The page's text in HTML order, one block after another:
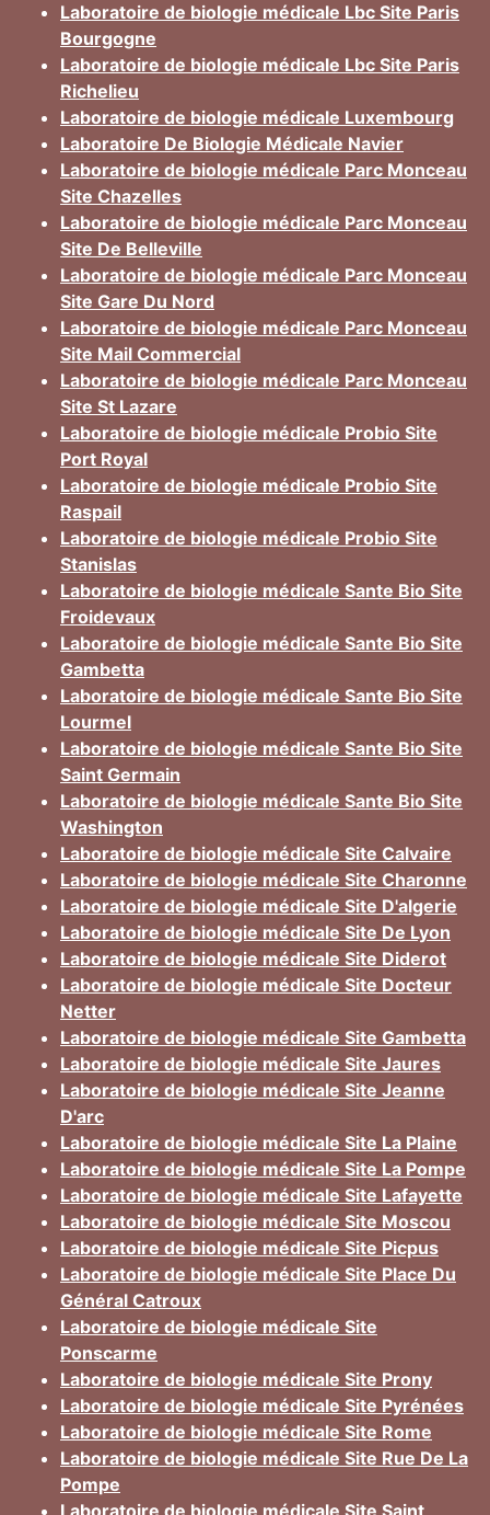
Laboratoire de biologie médicale Lbc Site Paris
Bourgogne
Laboratoire de biologie médicale Lbc Site Paris
Richelieu
Laboratoire de biologie médicale Luxembourg
Laboratoire De Biologie Médicale Navier
Laboratoire de biologie médicale Parc Monceau
Site Chazelles
Laboratoire de biologie médicale Parc Monceau
Site De Belleville
Laboratoire de biologie médicale Parc Monceau
Site Gare Du Nord
Laboratoire de biologie médicale Parc Monceau
Site Mail Commercial
Laboratoire de biologie médicale Parc Monceau
Site St Lazare
Laboratoire de biologie médicale Probio Site
Port Royal
Laboratoire de biologie médicale Probio Site
Raspail
Laboratoire de biologie médicale Probio Site
Stanislas
Laboratoire de biologie médicale Sante Bio Site
Froidevaux
Laboratoire de biologie médicale Sante Bio Site
Gambetta
Laboratoire de biologie médicale Sante Bio Site
Lourmel
Laboratoire de biologie médicale Sante Bio Site
Saint Germain
Laboratoire de biologie médicale Sante Bio Site
Washington
Laboratoire de biologie médicale Site Calvaire
Laboratoire de biologie médicale Site Charonne
Laboratoire de biologie médicale Site D'algerie
Laboratoire de biologie médicale Site De Lyon
Laboratoire de biologie médicale Site Diderot
Laboratoire de biologie médicale Site Docteur
Netter
Laboratoire de biologie médicale Site Gambetta
Laboratoire de biologie médicale Site Jaures
Laboratoire de biologie médicale Site Jeanne
D'arc
Laboratoire de biologie médicale Site La Plaine
Laboratoire de biologie médicale Site La Pompe
Laboratoire de biologie médicale Site Lafayette
Laboratoire de biologie médicale Site Moscou
Laboratoire de biologie médicale Site Picpus
Laboratoire de biologie médicale Site Place Du
Général Catroux
Laboratoire de biologie médicale Site
Ponscarme
Laboratoire de biologie médicale Site Prony
Laboratoire de biologie médicale Site Pyrénées
Laboratoire de biologie médicale Site Rome
Laboratoire de biologie médicale Site Rue De La
Pompe